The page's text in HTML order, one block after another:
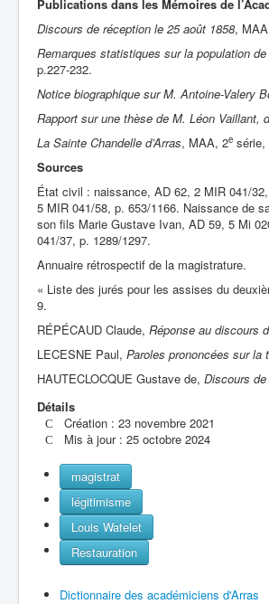
Publications dans les Mémoires de
Discours de réception le 25 août 1858,
Remarques statistiques sur la population
p.227-232.
Notice biographique sur M. Antoine-Valery
Rapport sur une thèse de M. Léon Vaillant,
La Sainte Chandelle d’Arras, MAA, 2e série,
Sources
État civil : naissance, AD 62, 2 MIR 041/
5 MIR 041/58, p. 653/1166. Naissance de
son fils Marie Gustave Ivan, AD 59, 5 Mi
041/37, p. 1289/1297.
Annuaire rétrospectif de la magistrature.
« Liste des jurés pour les assises du
9.
RÉPÉCAUD Claude, Réponse au discours
LECESNE Paul, Paroles prononcées sur la
HAUTECLOCQUE Gustave de, Discours
Détails
Création : 23 novembre 2021
Mis à jour : 25 octobre 2024
magistrat
légitimisme
Louis Watelet
Restauration
Dictionnaire des académiciens d'Arras